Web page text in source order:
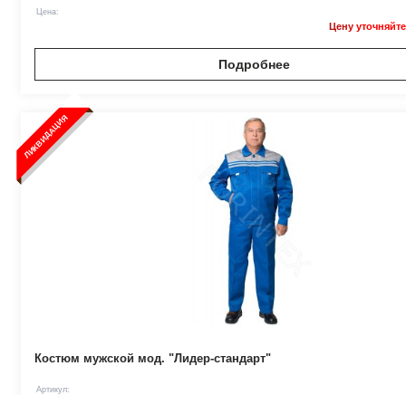
Цена:
Цену
Подробнее
ПОД ЗАКАЗ
ЛИКВИДАЦИЯ
Костюм мужской мод. "Лидер-стандарт"
Артикул: